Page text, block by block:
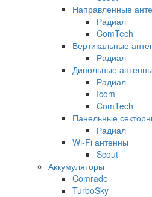
Направленные
Радиал
ComTech
Вертикальные
Радиал
Дипольные антенны
Радиал
Icom
ComTech
Панельные
Радиал
Wi-Fi антенны
Scout
Аккумуляторы
Comrade
TurboSky